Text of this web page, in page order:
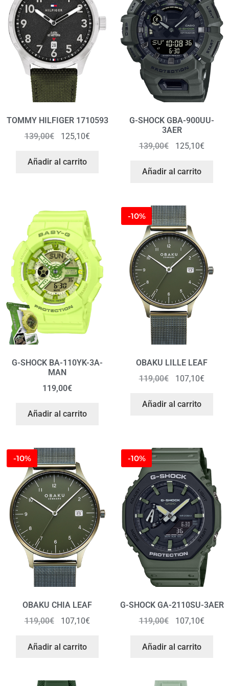
TOMMY HILFIGER 1710593
139,00€ 125,10€
Añadir al carrito
G-SHOCK GBA-900UU-
3AER
139,00€ 125,10€
Añadir al carrito
G-SHOCK BA-110YK-3A-
MAN
119,00€
Añadir al carrito
-10%
OBAKU LILLE LEAF
119,00€ 107,10€
Añadir al carrito
-10%
OBAKU CHIA LEAF
119,00€ 107,10€
Añadir al carrito
-10%
G-SHOCK GA-2110SU-3AER
119,00€ 107,10€
Añadir al carrito